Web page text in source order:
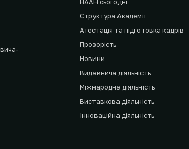
НААН сьогодні
Структура Академії
Атестація та підготовка кадрів
Прозорість
Новини
Видавнича діяльність
Міжнародна діяльність
Виставкова діяльність
Інноваційна діяльність